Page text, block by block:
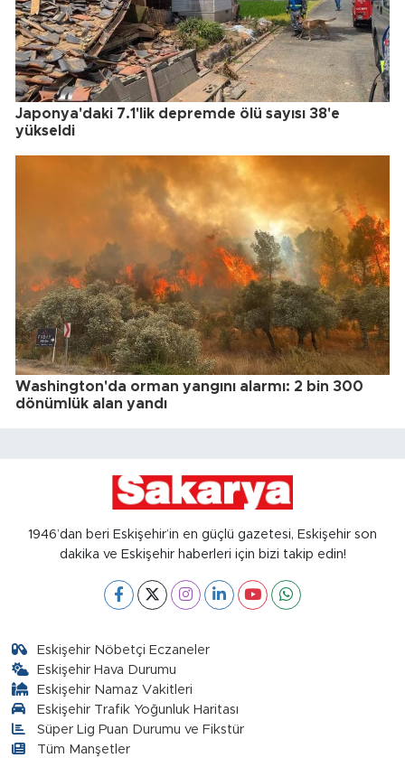
Japonya'daki 7.1'lik depremde ölü sayısı 38'e
yükseldi
Washington'da orman yangını alarmı: 2 bin 300
dönümlük alan yandı
1946’dan beri Eskişehir’in en güçlü gazetesi, Eskişehir son
dakika ve Eskişehir haberleri için bizi takip edin!
Eskişehir Nöbetçi Eczaneler
Eskişehir Hava Durumu
Eskişehir Namaz Vakitleri
Eskişehir Trafik Yoğunluk Haritası
Süper Lig Puan Durumu ve Fikstür
Tüm Manşetler